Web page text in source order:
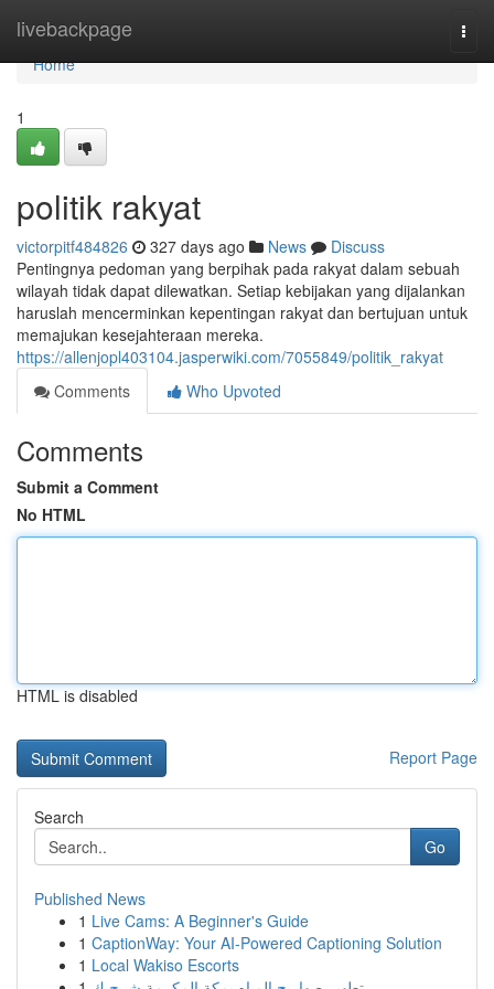
livebackpage
Home
Home
1
politik rakyat
victorpitf484826 327 days ago News
Discuss
Pentingnya pedoman yang berpihak pada rakyat dalam sebuah
wilayah tidak dapat dilewatkan. Setiap kebijakan yang dijalankan
haruslah mencerminkan kepentingan rakyat dan bertujuan untuk
memajukan kesejahteraan mereka.
https://allenjopl403104.jasperwiki.com/7055849/politik_rakyat
Comments
Who Upvoted
Comments
Submit a Comment
No HTML
HTML is disabled
Report Page
Search
Go
Published News
1 Live Cams: A Beginner's Guide
1 CaptionWay: Your AI-Powered Captioning Solution
1 Local Wakiso Escorts